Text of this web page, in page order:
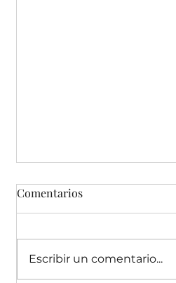
Comentarios
Escribir un comentario...